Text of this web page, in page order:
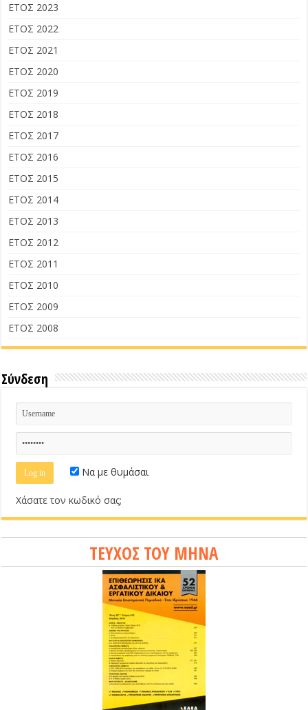
ΕΤΟΣ 2023
ΕΤΟΣ 2022
ΕΤΟΣ 2021
ΕΤΟΣ 2020
ΕΤΟΣ 2019
ΕΤΟΣ 2018
ΕΤΟΣ 2017
ΕΤΟΣ 2016
ΕΤΟΣ 2015
ΕΤΟΣ 2014
ΕΤΟΣ 2013
ΕΤΟΣ 2012
ΕΤΟΣ 2011
ΕΤΟΣ 2010
ΕΤΟΣ 2009
ΕΤΟΣ 2008
Σύνδεση
Να με θυμάσαι
Χάσατε τον κωδικό σας;
ΤΕΥΧΟΣ ΤΟΥ ΜΗΝΑ